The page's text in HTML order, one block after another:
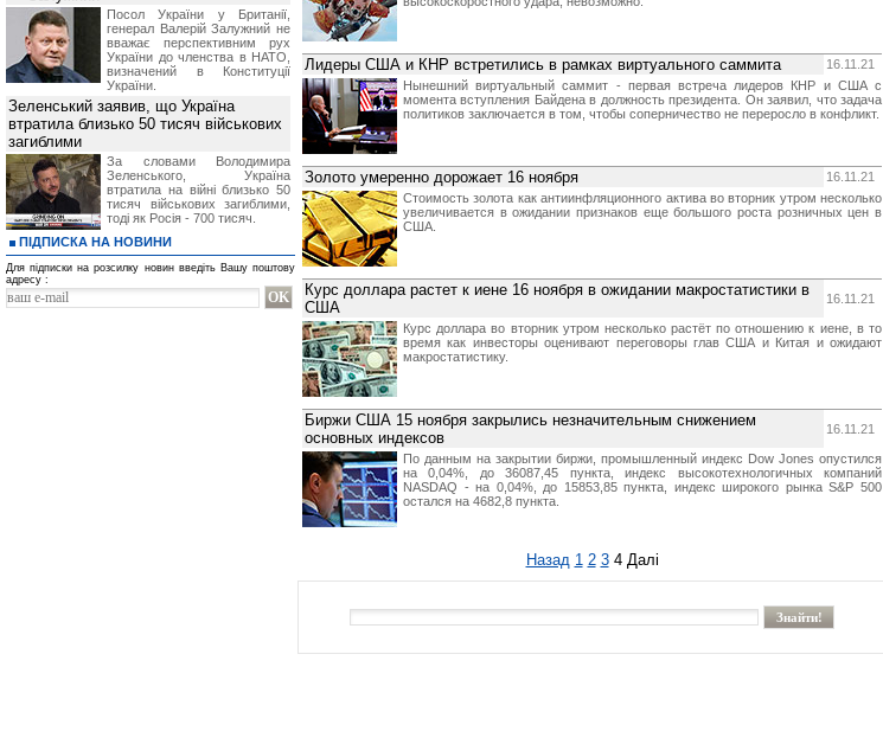
Лидеры США и КНР встретились в рамках виртуального саммита
16.11.21
Нынешний виртуальный саммит - первая встреча лидеров КНР и США с
момента вступления Байдена в должность президента. Он заявил, что задача
политиков заключается в том, чтобы соперничество не переросло в конфликт.
Золото умеренно дорожает 16 ноября
16.11.21
Стоимость золота как антиинфляционного актива во вторник утром несколько
увеличивается в ожидании признаков еще большого роста розничных цен в
США.
Курс доллара растет к иене 16 ноября в ожидании макростатистики в
США
16.11.21
Курс доллара во вторник утром несколько растёт по отношению к иене, в то
время как инвесторы оценивают переговоры глав США и Китая и ожидают
макростатистику.
Биржи США 15 ноября закрылись незначительным снижением
основных индексов
16.11.21
По данным на закрытии биржи, промышленный индекс Dow Jones опустился
на 0,04%, до 36087,45 пункта, индекс высокотехнологичных компаний
NASDAQ - на 0,04%, до 15853,85 пункта, индекс широкого рынка S&P 500
остался на 4682,8 пункта.
Назад 1 2 3 4 Далі
Посол України у Британії,
генерал Валерій Залужний не
вважає перспективним рух
України до членства в НАТО,
визначений в Конституції
України.
Зеленський заявив, що Україна
втратила близько 50 тисяч військових
загиблими
За словами Володимира
Зеленського, Україна
втратила на війні близько 50
тисяч військових загиблими,
тоді як Росія - 700 тисяч.
ПІДПИСКА НА НОВИНИ
Для підписки на розсилку новин введіть Вашу поштову
адресу :